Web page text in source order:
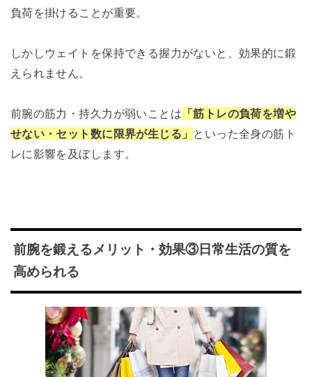
負荷を掛けることが重要。
しかしウェイトを保持できる握力がないと、効果的に鍛
えられません。
前腕の筋力・持久力が弱いことは 「筋トレの負荷を増や
せない・セット数に限界が生じる」 といった全身の筋ト
レに影響を及ぼします。
前腕を鍛えるメリット・効果③日常生活の質を
高められる